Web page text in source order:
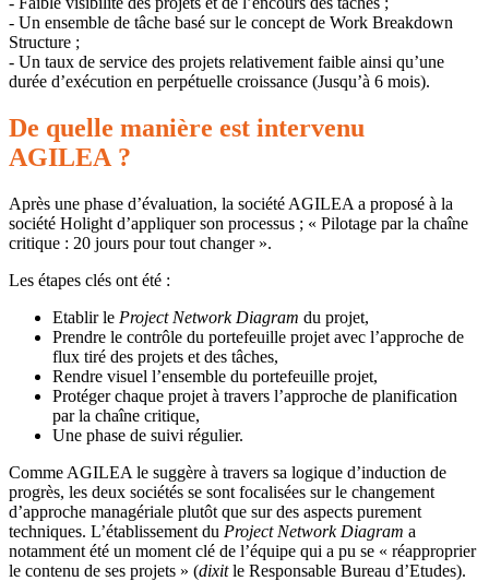
- Un ensemble de tâche basé sur le concept de Work Breakdown
Structure ;
- Un taux de service des projets relativement faible ainsi qu’une
durée d’exécution en perpétuelle croissance (Jusqu’à 6 mois).
De quelle manière est intervenu
AGILEA ?
Après une phase d’évaluation, la société AGILEA a proposé à la
société Holight d’appliquer son processus ; « Pilotage par la chaîne
critique : 20 jours pour tout changer ».
Les étapes clés ont été :
Etablir le Project Network Diagram du projet,
Prendre le contrôle du portefeuille projet avec l’approche de
flux tiré des projets et des tâches,
Rendre visuel l’ensemble du portefeuille projet,
Protéger chaque projet à travers l’approche de planification
par la chaîne critique,
Une phase de suivi régulier.
Comme AGILEA le suggère à travers sa logique d’induction de
progrès, les deux sociétés se sont focalisées sur le changement
d’approche managériale plutôt que sur des aspects purement
techniques. L’établissement du Project Network Diagram a
notamment été un moment clé de l’équipe qui a pu se « réapproprier
le contenu de ses projets » (dixitle Responsable Bureau d’Etudes).